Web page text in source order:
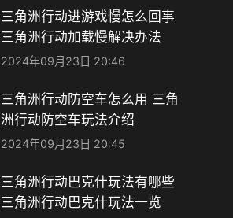
三角洲行动进游戏慢怎么回事
三角洲行动加载慢解决办法​
2024年09月23日 20:46
三角洲行动防空车怎么用 三角
洲行动防空车玩法介绍
2024年09月23日 20:45
三角洲行动巴克什玩法有哪些
三角洲行动巴克什玩法一览